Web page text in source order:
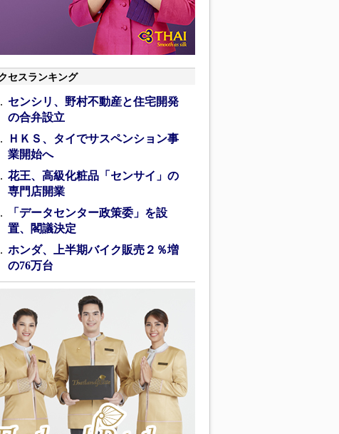
セスランキング
センシリ、野村不動産と住宅開発
の合弁設立
ＨＫＳ、タイでサスペンション事
業開始へ
花王、高級化粧品「センサイ」の
専門店開業
「データセンター政策委」を設
置、閣議決定
ホンダ、上半期バイク販売２％増
の76万台